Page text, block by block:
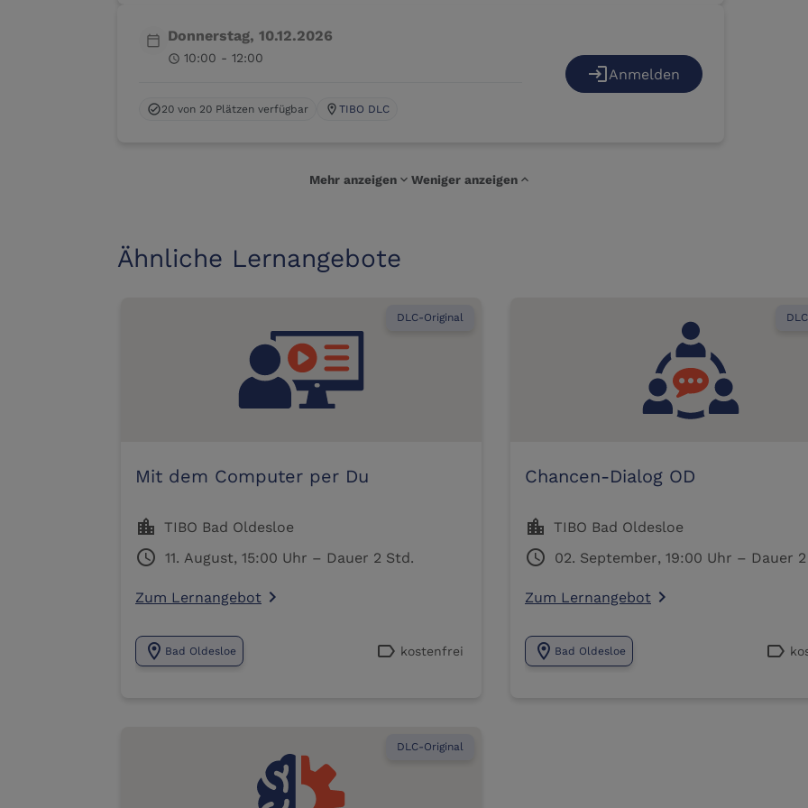
calendar_today Donnerstag, 10.12.2026
schedule 10:00 - 12:00
check_circle20 von 20 Plätzen verfügbar location_onTIBO DLC
loginAnmelden
Mehr anzeigenexpand_more Weniger anzeigenexpand_less
Ähnliche Lernangebote
DLC-Original
Mit dem Computer per Du
location_city TIBO Bad Oldesloe
schedule
11. August, 15:00 Uhr – Dauer 2 Std.
Zum Lernangebot navigate_next
location_on Bad Oldesloe label kostenfrei
Chancen-Dialog OD
location_city TIBO Bad Oldesloe
schedule
02.
Zum Lernangebot navigate_next
location_on Bad Oldesloe label
DLC-Original